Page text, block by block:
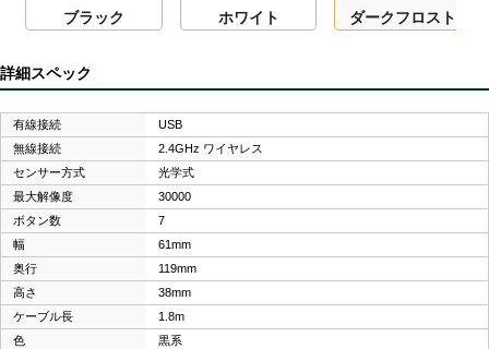
ブラック ホワイト ダークフロスト
詳細スペック
有線接続
USB
無線接続
2.4GHz ワイヤレス
センサー方式
光学式
最大解像度
30000
ボタン数
7
幅
61mm
奥行
119mm
高さ
38mm
ケーブル長
1.8m
色
黒系